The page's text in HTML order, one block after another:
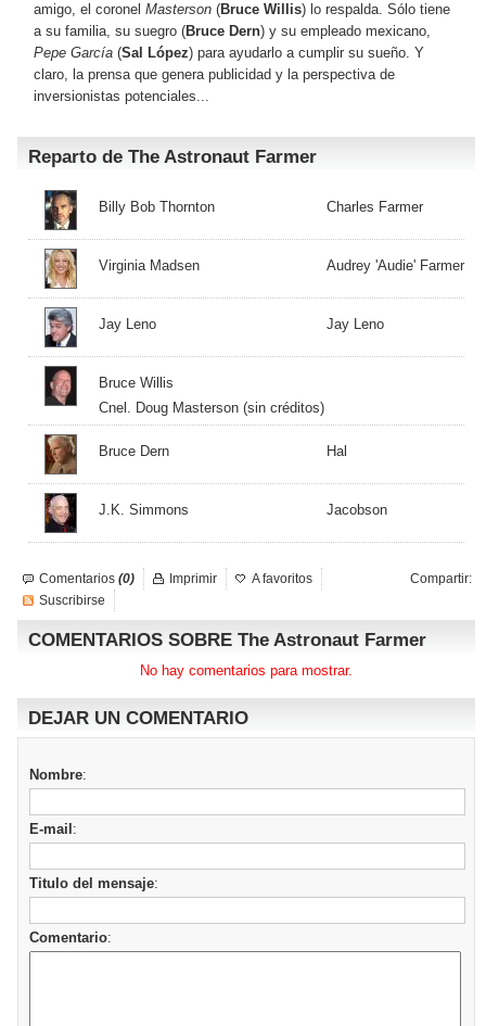
amigo, el coronel Masterson (Bruce Willis) lo respalda. Sólo tiene
a su familia, su suegro (Bruce Dern) y su empleado mexicano,
Pepe García (Sal López) para ayudarlo a cumplir su sueño. Y
claro, la prensa que genera publicidad y la perspectiva de
inversionistas potenciales...
Reparto de The Astronaut Farmer
Billy Bob Thornton Charles Farmer
Virginia Madsen Audrey 'Audie' Farmer
Jay Leno Jay Leno
Bruce Willis
Cnel. Doug Masterson (sin créditos)
Bruce Dern Hal
J.K. Simmons Jacobson
Comentarios (0) Compartir:
Imprimir
A favoritos
Suscribirse
COMENTARIOS SOBRE The Astronaut Farmer
No hay comentarios para mostrar.
DEJAR UN COMENTARIO
Nombre:
E-mail :
Titulo del mensaje:
Comentario: